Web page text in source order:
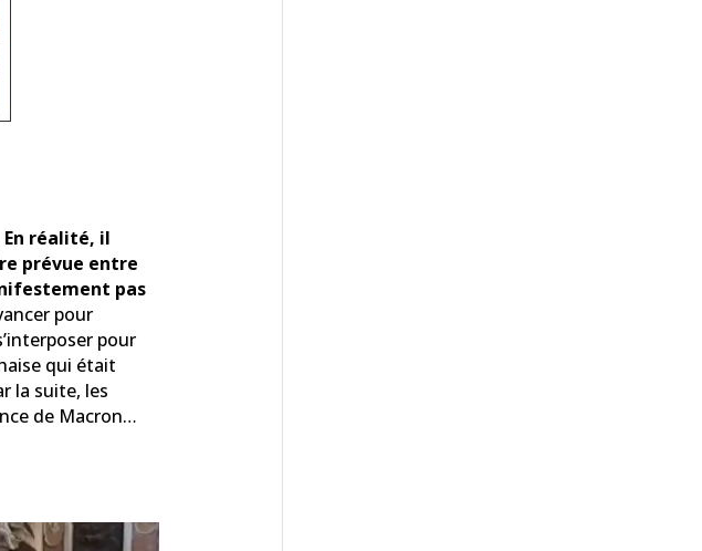
En réalité, il
prévue entre
pas
pour
pour
qui était
la suite, les
de Macron…